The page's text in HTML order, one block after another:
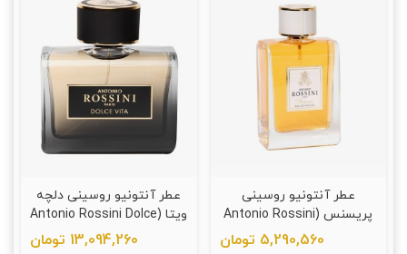
عطر آنتونیو روسینی
پریسنس (Antonio Rossini
Presence )
5,290,560 تومان
عطر آنتونیو روسینی دلچه
ویتا (Antonio Rossini Dolce
Vita)
13,094,260 تومان